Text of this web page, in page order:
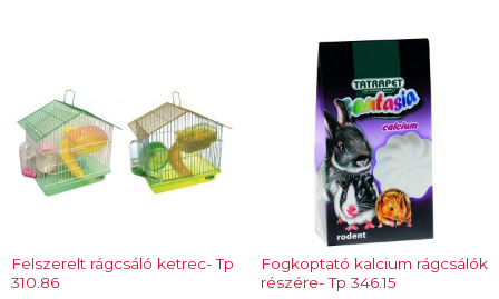
Felszerelt rágcsáló ketrec- Tp
310.86
Fogkoptató kalcium rágcsálók
részére- Tp 346.15